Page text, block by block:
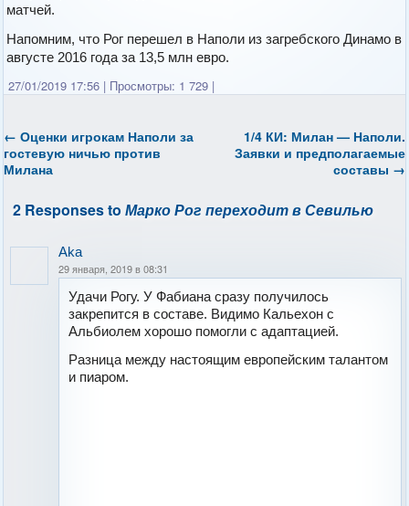
матчей.
Напомним, что Рог перешел в Наполи из загребского Динамо в
августе 2016 года за 13,5 млн евро.
27/01/2019 17:56 | Просмотры: 1 729 |
← Оценки игрокам Наполи за
гостевую ничью против
Милана
1/4 КИ: Милан — Наполи.
Заявки и предполагаемые
составы →
2 Responses toМарко Рог переходит в Севилью
Aka
29 января, 2019 в 08:31
Удачи Рогу. У Фабиана сразу получилось
закрепится в составе. Видимо Кальехон с
Альбиолем хорошо помогли с адаптацией.
Разница между настоящим европейским талантом
и пиаром.